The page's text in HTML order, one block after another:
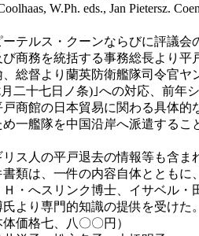
W.Ph. eds., Jan Pietersz.
テルス・クーンならびに評議
商務を統括する事務総長より
総督より蘭英防衛艦隊司令官
十七日ノ条)｣への対応、前年
商館の日本貿易に関わる具体的
一艦隊を中国沿岸へ派遣する
ス人の平戸退去の情報等も含ま
類は、一件の内容自体とともに
・へスリンク博士、イサベル
より専門的知識の提供を受けた。
価格七、八〇〇円）